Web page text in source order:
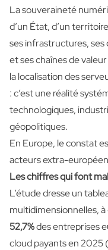
La souveraineté
d’un État, d’un
ses infrastructures,
et ses chaînes de
la localisation des
: c’est une réalité
technologiques,
géopolitiques.
En Europe, le constat
acteurs extra-
Les chiffres qui font mal
L’étude dresse un
multidimensionnelles,
52,7%des entreprises
cloud payants en 2025